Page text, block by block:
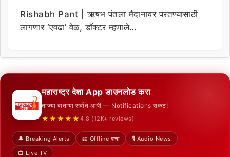
Rishabh Pant | ऋषभ पंतला मैदानावर परतण्यासाठी
लागणार ‘एवढा’ वेळ, डॉक्टर म्हणाले…
महाराष्ट्र देशा App डाउनलोड करा
ताज्या बातम्या सर्वात आधी — Notifications सकट!
★★★★★ 4.8 (12K+ reviews)
🔔 Breaking Alerts 📖 Offline वाचा
🎙️ Audio News
📺 Live TV